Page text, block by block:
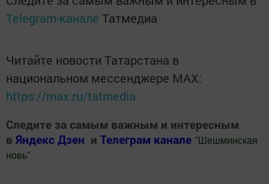
Telegram-канале Татмедиа
Читайте новости Татарстана в
национальном мессенджере MАХ:
https://max.ru/tatmedia
Следите за самым важным и интересным
в Яндекс Дзен и Телеграм канале " Шешминская
новь"